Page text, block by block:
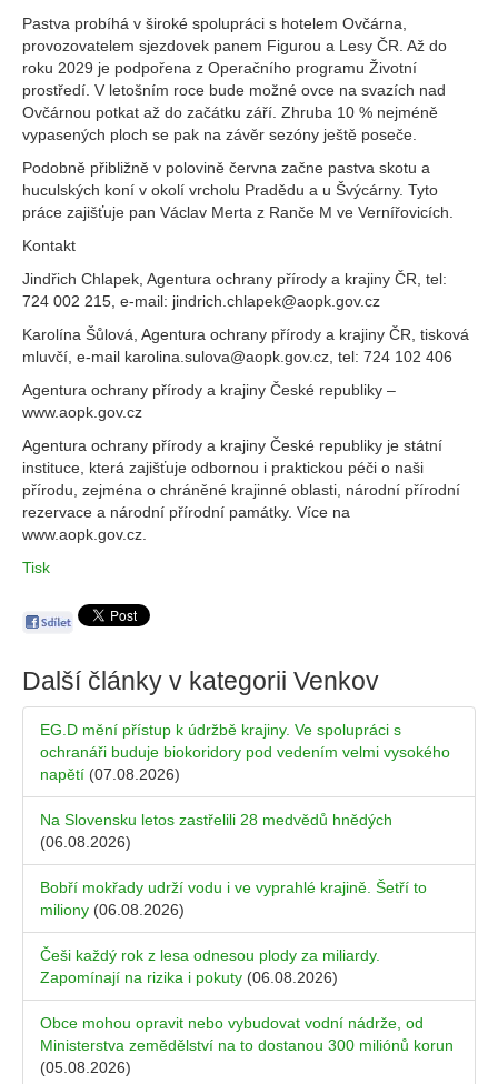
Pastva probíhá v široké spolupráci s hotelem Ovčárna,
provozovatelem sjezdovek panem Figurou a Lesy ČR. Až do
roku 2029 je podpořena z Operačního programu Životní
prostředí. V letošním roce bude možné ovce na svazích nad
Ovčárnou potkat až do začátku září. Zhruba 10 % nejméně
vypasených ploch se pak na závěr sezóny ještě poseče.
Podobně přibližně v polovině června začne pastva skotu a
huculských koní v okolí vrcholu Pradědu a u Švýcárny. Tyto
práce zajišťuje pan Václav Merta z Ranče M ve Vernířovicích.
Kontakt
Jindřich Chlapek, Agentura ochrany přírody a krajiny ČR, tel:
724 002 215, e-mail: jindrich.chlapek@aopk.gov.cz
Karolína Šůlová, Agentura ochrany přírody a krajiny ČR, tisková
mluvčí, e-mail karolina.sulova@aopk.gov.cz, tel: 724 102 406
Agentura ochrany přírody a krajiny České republiky –
www.aopk.gov.cz
Agentura ochrany přírody a krajiny České republiky je státní
instituce, která zajišťuje odbornou i praktickou péči o naši
přírodu, zejména o chráněné krajinné oblasti, národní přírodní
rezervace a národní přírodní památky. Více na
www.aopk.gov.cz.
Tisk
Další články v kategorii Venkov
EG.D mění přístup k údržbě krajiny. Ve spolupráci s
ochranáři buduje biokoridory pod vedením velmi vysokého
napětí (07.08.2026)
Na Slovensku letos zastřelili 28 medvědů hnědých
(06.08.2026)
Bobří mokřady udrží vodu i ve vyprahlé krajině. Šetří to
miliony (06.08.2026)
Češi každý rok z lesa odnesou plody za miliardy.
Zapomínají na rizika i pokuty (06.08.2026)
Obce mohou opravit nebo vybudovat vodní nádrže, od
Ministerstva zemědělství na to dostanou 300 miliónů korun
(05.08.2026)